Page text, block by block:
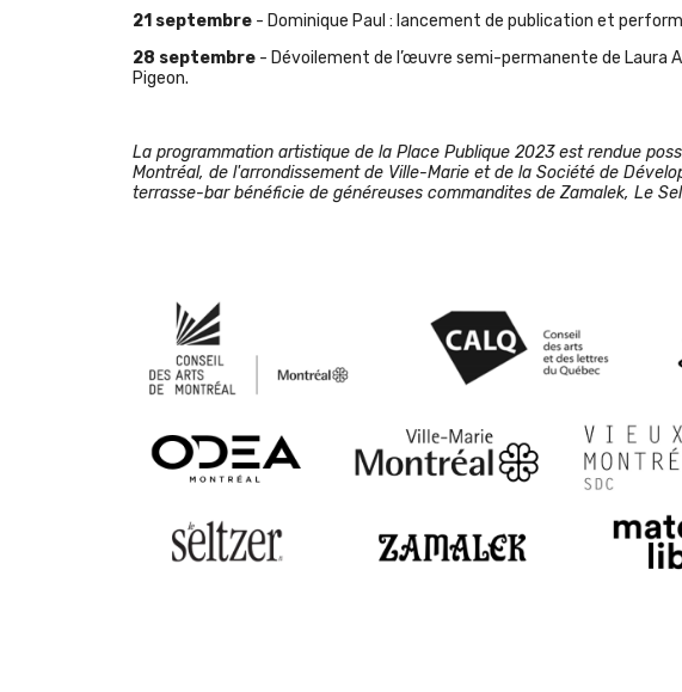
21 septembre - Dominique Paul : lancement de publication et
28 septembre - Dévoilement de l’œuvre semi-permanente de Laura
Pigeon.
La programmation artistique de la Place Publique 2023 est rendue
Montréal, de l'arrondissement de Ville-Marie et de la Société de
terrasse-bar bénéficie de généreuses commandites de Zamalek, Le